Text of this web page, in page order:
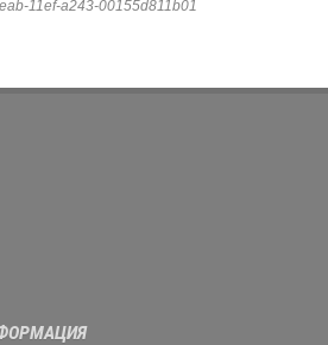
11ef-a243-00155d811b01